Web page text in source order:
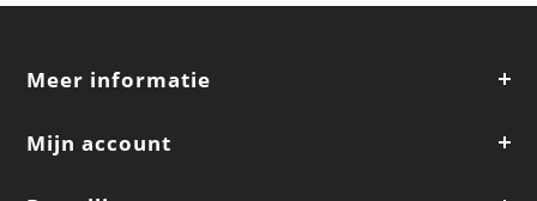
Meer informatie
Mijn account